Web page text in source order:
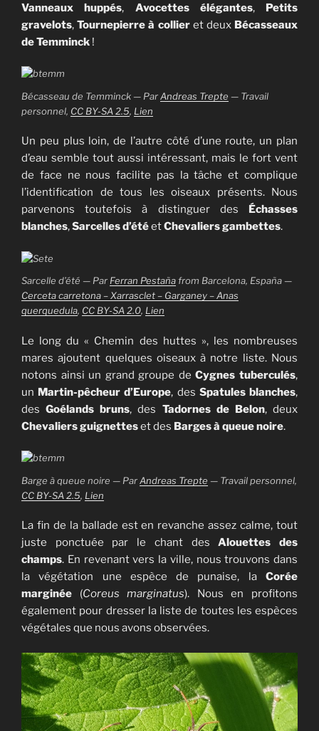
Vanneaux huppés, Avocettes élégantes, Petits
gravelots,Tournepierre à collieret deux Bécasseaux
de Temminck !
Bécasseau de Temminck — ParAndreas Trepte — Travail
personnel, CC BY-SA 2.5, Lien
Un peu plus loin, de l’autre côté d’une route, un plan
d’eau semble tout aussi intéressant, mais le fort vent
de face ne nous facilite pas la tâche et complique
l’identification de tous les oiseaux présents. Nous
parvenons toutefois à distinguer des
Échasses
blanches,Sarcelles d’étéetChevaliers gambettes.
Sarcelle d’été — ParFerran Pestañafrom Barcelona, España —
Cerceta carretona – Xarrasclet – Garganey – Anas
querquedula, CC BY-SA 2.0, Lien
Le long du « Chemin des huttes », les nombreuses
mares ajoutent quelques oiseaux à notre liste. Nous
notons ainsi un grand groupe deCygnes tuberculés,
un Martin-pêcheur d’Europe, des Spatules blanches,
desGoélands bruns, des Tadornes de Belon, deux
Chevaliers guignetteset des Barges à queue noire.
Barge à queue noire — ParAndreas Trepte — Travail personnel,
CC BY-SA 2.5, Lien
La fin de la ballade est en revanche assez calme, tout
juste ponctuée par le chant desAlouettes des
champs. En revenant vers la ville, nous trouvons dans
la végétation une espèce de punaise, la Corée
marginée (Coreus marginatus). Nous en profitons
également pour dresser la liste de toutes les espèces
végétales que nous avons observées.